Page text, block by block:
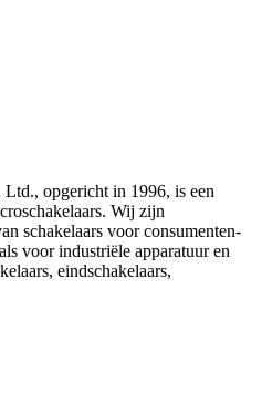
opgericht in 1996, is een
Wij zijn
schakelaars voor consumenten-
voor industriële apparatuur en
eindschakelaars,